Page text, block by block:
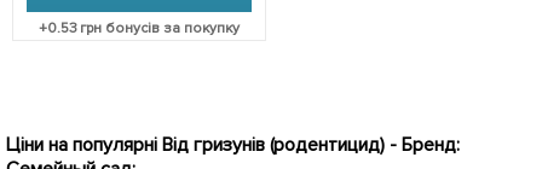
+0.53грн бонусів за покупку
Ціни на популярні Від гризунів (родентицид) - Бренд: